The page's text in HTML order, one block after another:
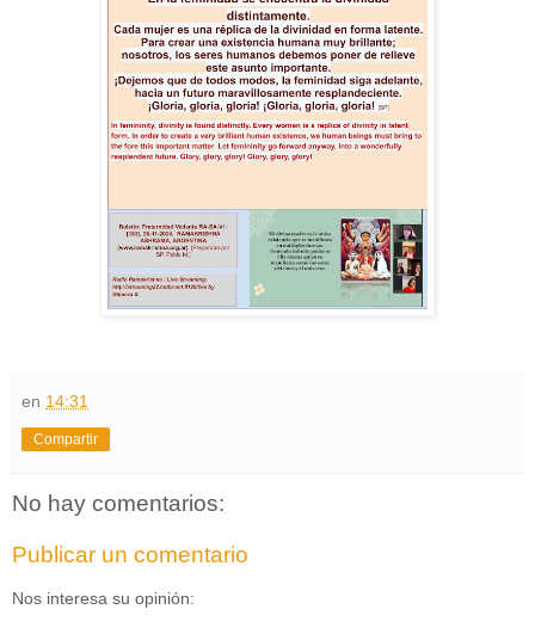
en 14:31
Compartir
No hay comentarios:
Publicar un comentario
Nos interesa su opinión: